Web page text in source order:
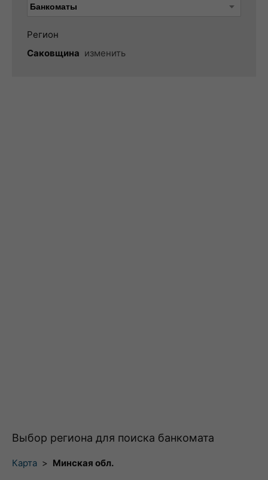
Регион
Саковщина изменить
Выбор региона для поиска банкомата
Карта > Минская обл.